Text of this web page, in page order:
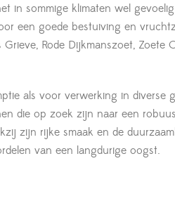
in sommige klimaten wel
een goede bestuiving en
Rode Dijkmanszoet, Zoete
als voor verwerking in diverse
die op zoek zijn naar een
zijn rijke smaak en de
van een langdurige oogst.